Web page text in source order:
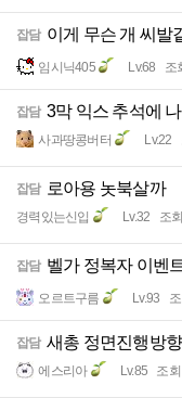
잡담 이게 무슨 개 씨발
임시닉405 Lv.68 조
잡담 3막 익스 추석에
사과땅콩버터 Lv.22
잡담 로아용 놋북살까
경력있는신입 Lv.32 조
잡담 벨가 정복자 이벤
오르트구름 Lv.93
잡담 새총 정면진행방
에스리아 Lv.85 조